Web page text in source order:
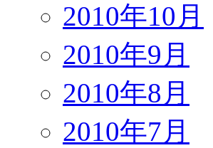
2010年10月
2010年9月
2010年8月
2010年7月